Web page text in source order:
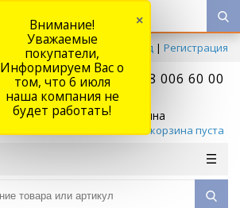
Вход | Регистрация
+7 778 006 60 00
Корзина
Ваша корзина пуста
Внимание!
Уважаемые
покупатели,
Информируем Вас о
том, что 6 июля
наша компания не
будет работать!
×